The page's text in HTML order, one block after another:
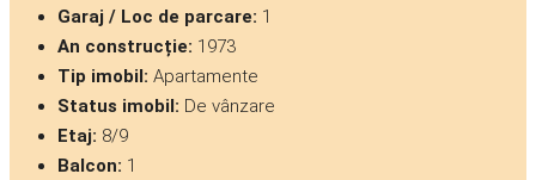
Garaj / Loc de parcare: 1
An construcție: 1973
Tip imobil: Apartamente
Status imobil: De vânzare
Etaj: 8/9
Balcon: 1